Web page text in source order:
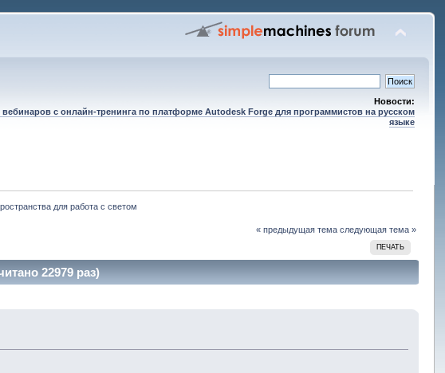
Новости:
с онлайн-тренинга по платформе Autodesk Forge для программистов на русском
языке
для работа с светом
« предыдущая тема следующая тема »
ПЕЧАТЬ
22979 раз)